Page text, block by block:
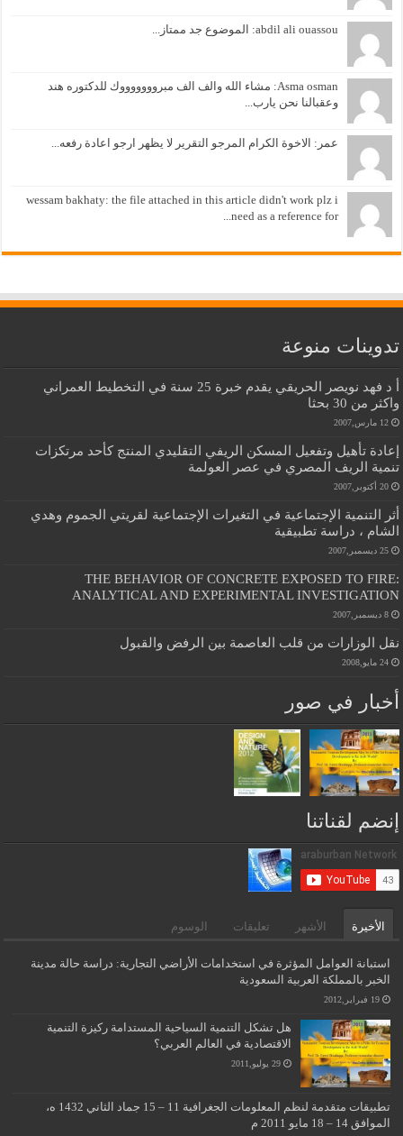
abdil ali ouassou: الموضوع جد ممتاز...
Asma osman: مشاء الله والف الف مبروووووووك للدكتوره هند
وعقبالنا نحن يارب...
عمر: الاخوة الكرام المرجو التقرير لا يظهر ارجو اعادة رفعه...
wessam bakhaty: the file attached in this article didn't work plz i
need as a reference for...
تدوينات منوعة
أ د فهد نويصر الحريقي يقدم خبرة 25 سنة في التخطيط العمراني
واكثر من 30 بحثا
12 مارس,2007
إعادة تأهيل وتفعيل المسكن الريفي التقليدي المنتج كأحد مرتكزات
تنمية الريف المصري في عصر العولمة
20 أكتوبر,2007
أثر التنمية الإجتماعية في التغيرات الإجتماعية لقريتي الجموم وهدي
الشام ، دراسة تطبيقية
25 ديسمبر,2007
THE BEHAVIOR OF CONCRETE EXPOSED TO FIRE:
ANALYTICAL AND EXPERIMENTAL INVESTIGATION
8 ديسمبر,2007
نقل الوزارات من قلب العاصمة بين الرفض والقبول
24 مايو,2008
أخبار في صور
إنضم لقناتنا
الأخيرة الأشهر تعليقات الوسوم
استبانة العوامل المؤثرة في استخدامات الأراضي التجارية: دراسة حالة مدينة
الخبر بالمملكة العربية السعودية
19 فبراير,2012
هل تشكل التنمية السياحية المستدامة ركيزة التنمية
الاقتصادية في العالم العربي؟
29 يوليو,2011
تطبيقات متقدمة لنظم المعلومات الجغرافية 11 – 15 جماد الثاني 1432 ه،
الموافق 14 – 18 مايو 2011 م